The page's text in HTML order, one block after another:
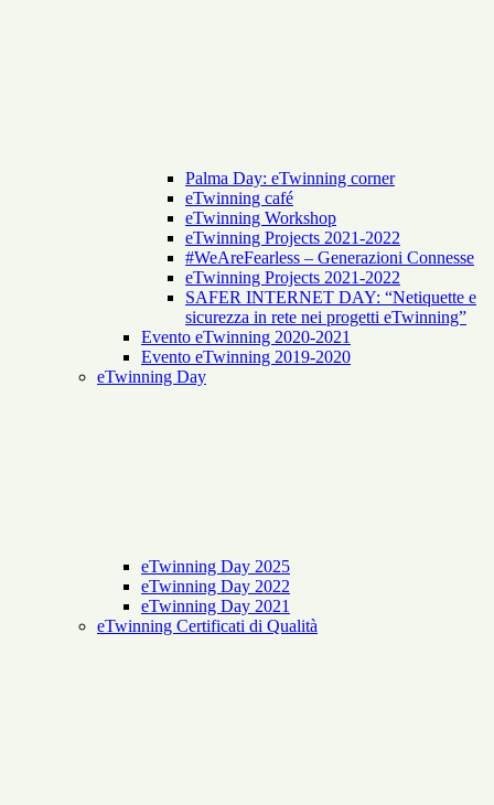
Palma Day: eTwinning corner
eTwinning café
eTwinning Workshop
eTwinning Projects 2021-2022
#WeAreFearless – Generazioni Connesse
eTwinning Projects 2021-2022
SAFER INTERNET DAY: “Netiquette e
sicurezza in rete nei progetti eTwinning”
Evento eTwinning 2020-2021
Evento eTwinning 2019-2020
eTwinning Day
eTwinning Day 2025
eTwinning Day 2022
eTwinning Day 2021
eTwinning Certificati di Qualità